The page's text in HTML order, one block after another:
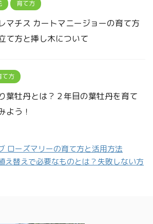
育て方
マチス カートマニージョーの育て方
て方と挿し木について
て方
葉牡丹とは？２年目の葉牡丹を育て
よう！
ローズマリーの育て方と活用方法
え替えで必要なものとは？失敗しない方